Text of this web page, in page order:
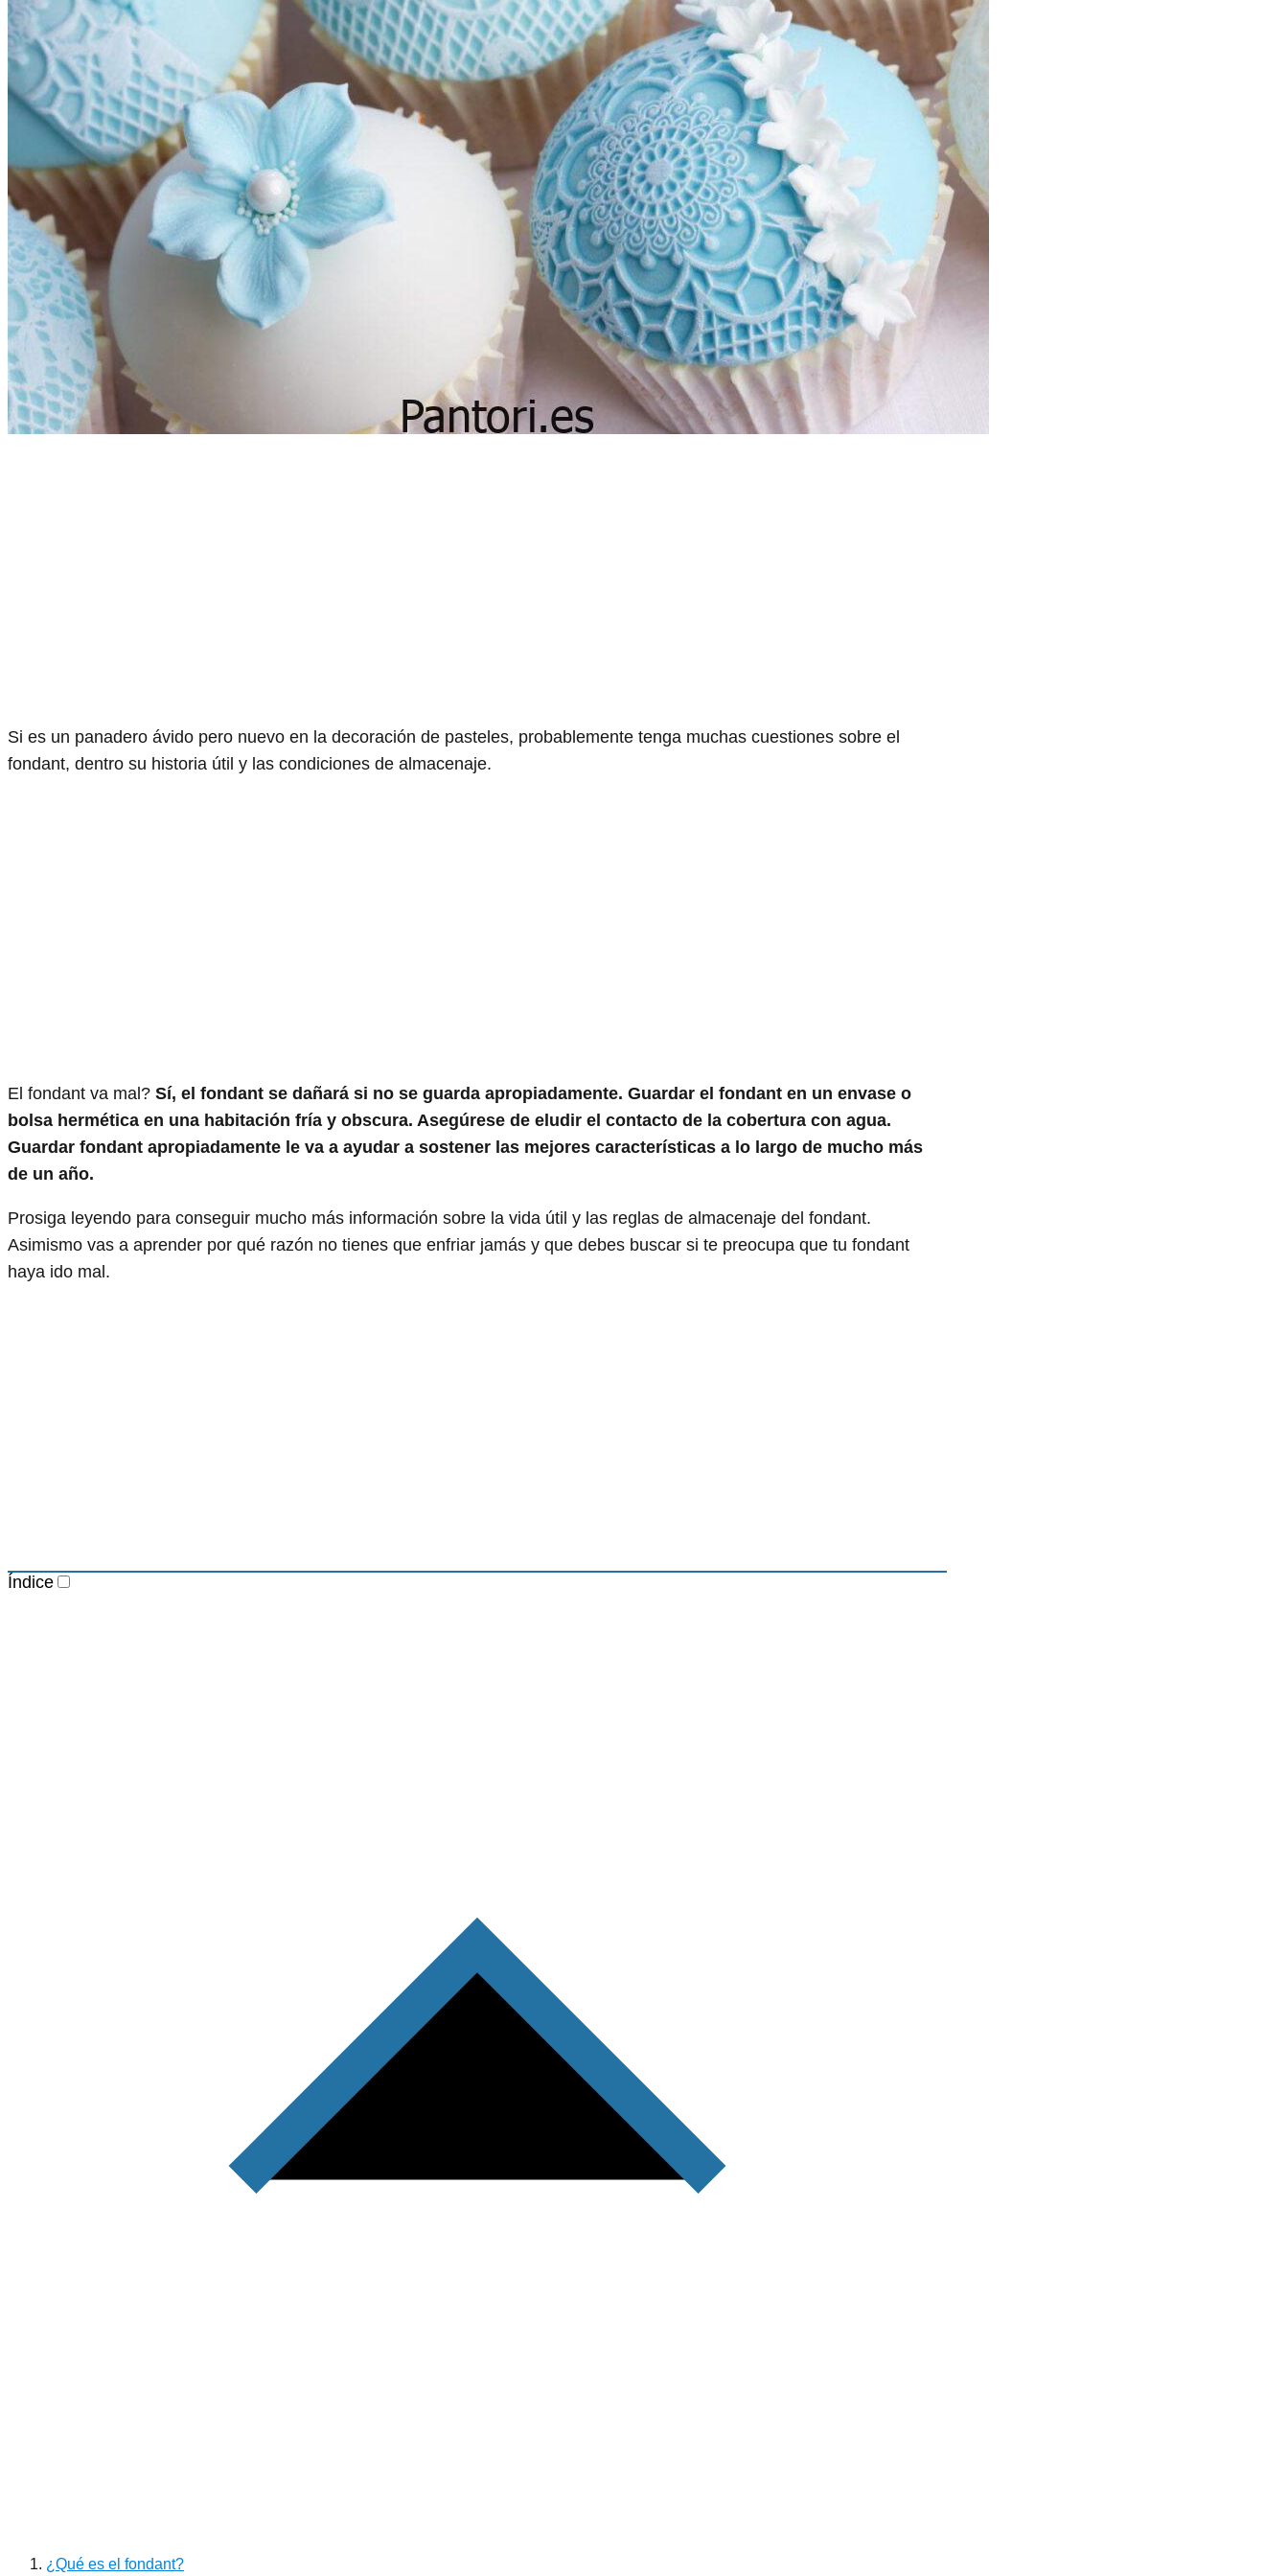
Si es un panadero ávido pero nuevo en la decoración de pasteles, probablemente tenga muchas cuestiones sobre el
fondant, dentro su historia útil y las condiciones de almacenaje.
El fondant va mal? Sí, el fondant se dañará si no se guarda apropiadamente. Guardar el fondant en un envase o
bolsa hermética en una habitación fría y obscura. Asegúrese de eludir el contacto de la cobertura con agua.
Guardar fondant apropiadamente le va a ayudar a sostener las mejores características a lo largo de mucho más
de un año.
Prosiga leyendo para conseguir mucho más información sobre la vida útil y las reglas de almacenaje del fondant.
Asimismo vas a aprender por qué razón no tienes que enfriar jamás y que debes buscar si te preocupa que tu fondant
haya ido mal.
Índice
¿Qué es el fondant?